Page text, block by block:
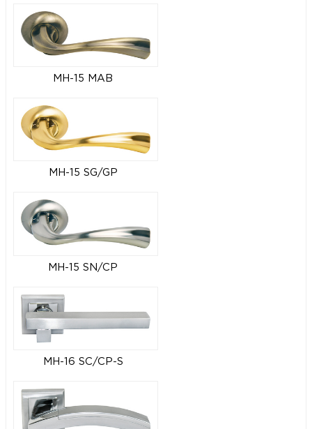
MH-15 MAB
MH-15 SG/GP
MH-15 SN/CP
MH-16 SC/CP-S